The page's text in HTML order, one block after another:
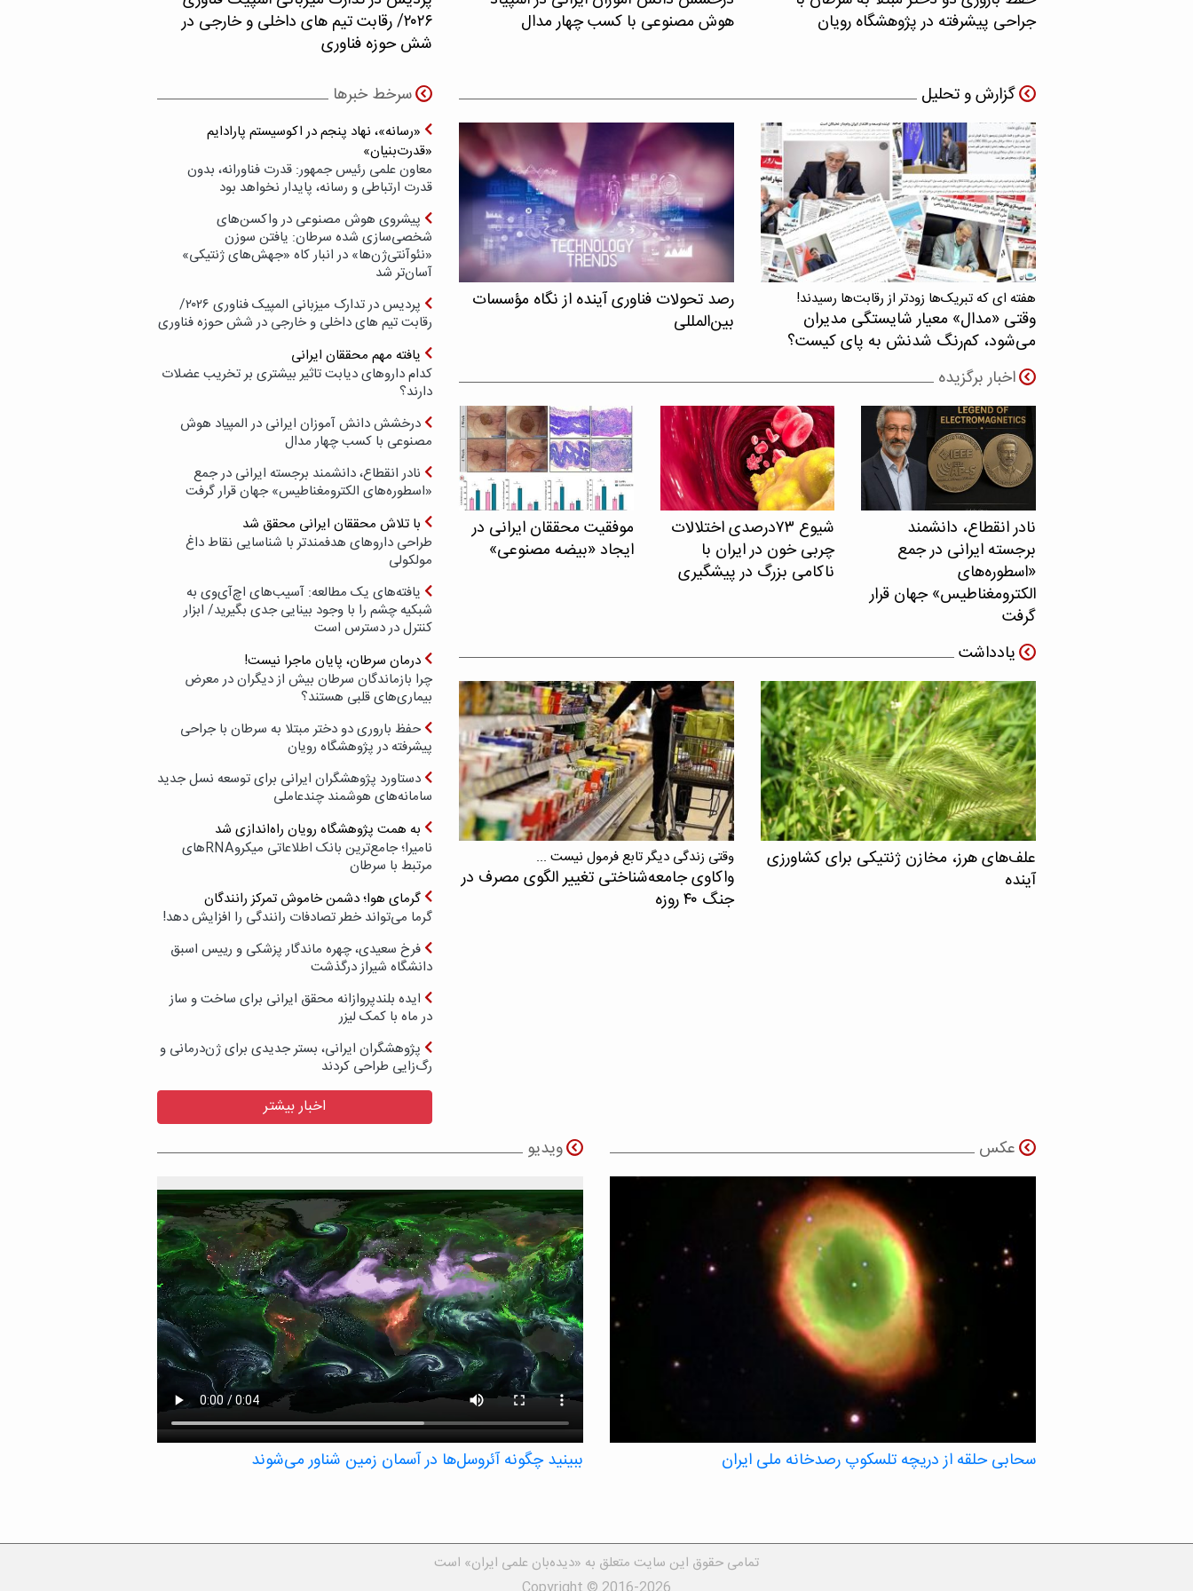
جراحی پیشرفته در پژوهشگاه رویان
هوش مصنوعی با کسب چهار مدال
۲۰۲۶/ رقابت تیم های داخلی و خارجی در
شش حوزه فناوری
گزارش و تحلیل
هفته ای که تبریک‌ها زودتر از رقابت‌ها رسیدند!
وقتی «مدال‌» معیار شایستگی مدیران
می‌شود، کم‌رنگ شدنش به پای کیست؟
رصد تحولات فناوری آینده از نگاه مؤسسات
بین‌المللی
اخبار برگزیده
نادر انقطاع، دانشمند
برجسته ایرانی در جمع
«اسطوره‌های
الکترومغناطیس» جهان قرار
گرفت
شیوع ۷۳درصدی اختلالات
چربی خون در ایران با
ناکامی بزرگ در پیشگیری
موفقیت محققان ایرانی در
ایجاد «بیضه مصنوعی»
یادداشت
علف‌های هرز، مخازن ژنتیکی برای کشاورزی
آینده
وقتی زندگی دیگر تابع فرمول نیست ...
واکاوی جامعه‌شناختی تغییر الگوی مصرف در
جنگ ۴۰ روزه
سرخط خبرها
«رسانه»، نهاد پنجم در اکوسیستم پارادایم
«قدرت‌بنیان»
معاون علمی رئیس جمهور: قدرت فناورانه، بدون
قدرت ارتباطی و رسانه، پایدار نخواهد بود
پیشروی هوش مصنوعی در واکسن‌های
شخصی‌سازی شده سرطان: یافتن سوزن
«نئوآنتی‌ژن‌ها» در انبار کاه «جهش‌های ژنتیکی»
آسان‌تر شد
پردیس در تدارک میزبانی المپیک فناوری ۲۰۲۶/
رقابت تیم های داخلی و خارجی در شش حوزه فناوری
یافته مهم محققان ایرانی
کدام داروهای دیابت تاثیر بیشتری بر تخریب عضلات
دارند؟
درخشش دانش آموزان ایرانی در المپیاد هوش
مصنوعی با کسب چهار مدال
نادر انقطاع، دانشمند برجسته ایرانی در جمع
«اسطوره‌های الکترومغناطیس» جهان قرار گرفت
با تلاش محققان ایرانی محقق شد
طراحی داروهای هدفمندتر با شناسایی نقاط داغ
مولکولی
یافته‌های یک مطالعه: آسیب‌های اچ‌آی‌وی به
شبکیه چشم را با وجود بینایی جدی بگیرید/ ابزار
کنترل در دسترس است
درمان سرطان، پایان ماجرا نیست!
چرا بازماندگان سرطان بیش از دیگران در معرض
بیماری‌های قلبی هستند؟
حفظ باروری دو دختر مبتلا به سرطان با جراحی
پیشرفته در پژوهشگاه رویان
دستاورد پژوهشگران ایرانی برای توسعه نسل جدید
سامانه‌های هوشمند چندعاملی
به همت پژوهشگاه رویان راه‌اندازی شد
نامیرا؛ جامع‌ترین بانک اطلاعاتی میکروRNAهای
مرتبط با سرطان
گرمای هوا؛ دشمن خاموش تمرکز رانندگان
گرما می‌تواند خطر تصادفات رانندگی را افزایش دهد!
فرخ سعیدی، چهره ماندگار پزشکی و رییس اسبق
دانشگاه شیراز درگذشت
ایده بلندپروازانه محقق ایرانی برای ساخت و ساز
در ماه با کمک لیزر
پژوهشگران ایرانی، بستر جدیدی برای ژن‌درمانی و
رگ‌زایی طراحی کردند
اخبار بیشتر
عکس
سحابی حلقه از دریچه تلسکوپ رصدخانه ملی ایران
ویدیو
یک تصویرسازی ناسا، آئروسل‌ها، ذرات معلق مانند نمک و گرد و غبار را در یک بازه
و غبار و آئروسل‌های نمک دریا – همانطور که در این تجسم ناسا نشان داده شده
است، توده‌های منطقه‌ای تشکیل می‌دهند.
ببینید چگونه آئروسل‌ها در آسمان زمین شناور می‌شوند
تمامی حقوق این سایت متعلق به «دیده‌بان علمی ایران» است